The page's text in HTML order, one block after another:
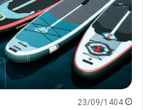
23/09/1404